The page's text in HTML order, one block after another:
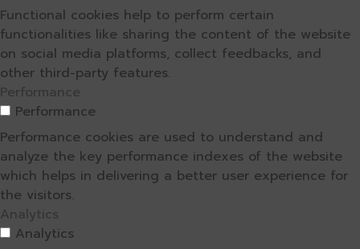
Functional cookies help to perform certain
functionalities like sharing the content of the website
on social media platforms, collect feedbacks, and
other third-party features.
Performance
Performance
Performance cookies are used to understand and
analyze the key performance indexes of the website
which helps in delivering a better user experience for
the visitors.
Analytics
Analytics